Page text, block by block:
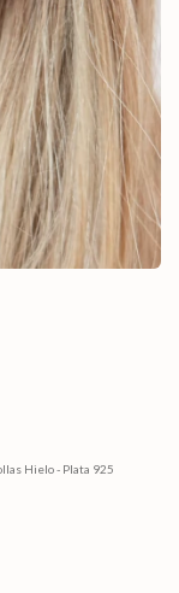
Hielo - Plata 925